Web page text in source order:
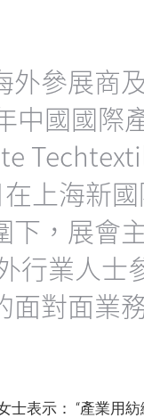
參展商
中國國際
上海新
下，展會
行業人士
對面業
表示： “產業用